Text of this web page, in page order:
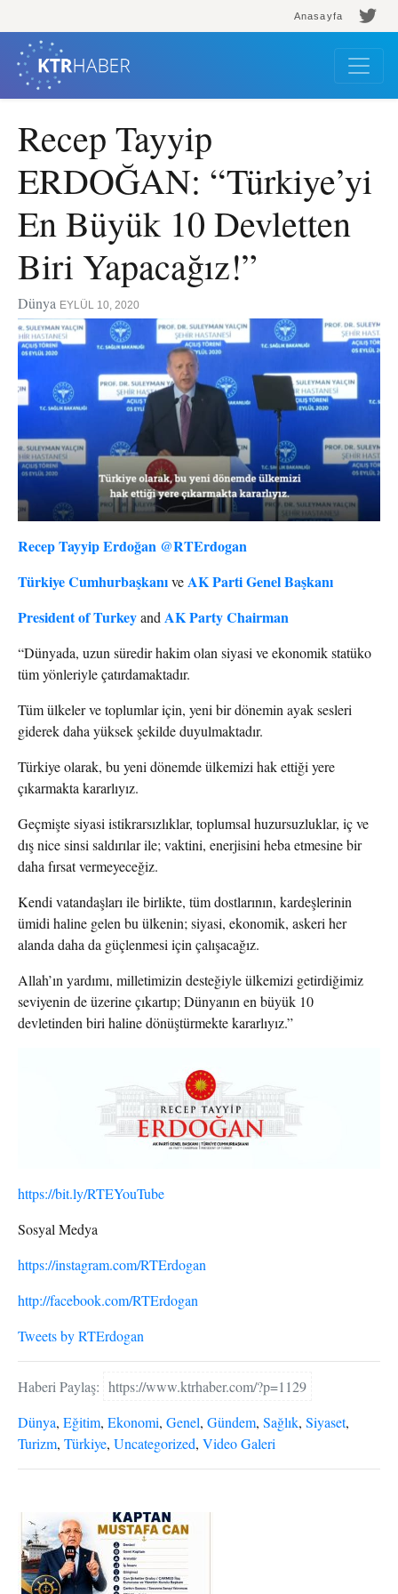
Anasayfa
Recep Tayyip
ERDOĞAN: “Türkiye’yi
En Büyük 10 Devletten
Biri Yapacağız!”
Dünya EYLÜL 10, 2020
Recep Tayyip Erdoğan @RTErdogan
Türkiye CumhurbaşkanıveAK Parti Genel Başkanı
President of TurkeyandAK Party Chairman
“Dünyada, uzun süredir hakim olan siyasi ve ekonomik statüko
tüm yönleriyle çatırdamaktadır.
Tüm ülkeler ve toplumlar için, yeni bir dönemin ayak sesleri
giderek daha yüksek şekilde duyulmaktadır.
Türkiye olarak, bu yeni dönemde ülkemizi hak ettiği yere
çıkarmakta kararlıyız.
Geçmişte siyasi istikrarsızlıklar, toplumsal huzursuzluklar, iç ve
dış nice sinsi saldırılar ile; vaktini, enerjisini heba etmesine bir
daha fırsat vermeyeceğiz.
Kendi vatandaşları ile birlikte, tüm dostlarının, kardeşlerinin
ümidi haline gelen bu ülkenin; siyasi, ekonomik, askeri her
alanda daha da güçlenmesi için çalışacağız.
Allah’ın yardımı, milletimizin desteğiyle ülkemizi getirdiğimiz
seviyenin de üzerine çıkartıp; Dünyanın en büyük 10
devletinden biri haline dönüştürmekte kararlıyız.”
https://bit.ly/RTEYouTube
Sosyal Medya
https://instagram.com/RTErdogan
http://facebook.com/RTErdogan
Tweets by RTErdogan
Haberi Paylaş: https://www.ktrhaber.com/?p=1129
Dünya, Eğitim, Ekonomi, Genel, Gündem, Sağlık, Siyaset,
Turizm, Türkiye, Uncategorized, Video Galeri